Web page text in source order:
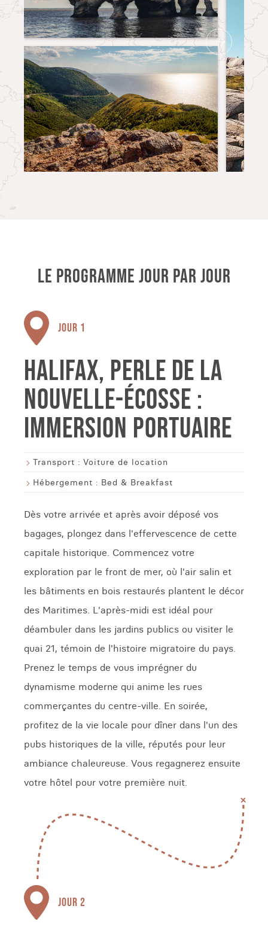
LE PROGRAMME JOUR PAR JOUR
JOUR 1
HALIFAX, PERLE DE LA
NOUVELLE-ÉCOSSE :
IMMERSION PORTUAIRE
Transport : Voiture de location
Hébergement : Bed & Breakfast
Dès votre arrivée et après avoir déposé vos
bagages, plongez dans l'effervescence de cette
capitale historique. Commencez votre
exploration par le front de mer, où l'air salin et
les bâtiments en bois restaurés plantent le décor
des Maritimes. L'après-midi est idéal pour
déambuler dans les jardins publics ou visiter le
quai 21, témoin de l'histoire migratoire du pays.
Prenez le temps de vous imprégner du
dynamisme moderne qui anime les rues
commerçantes du centre-ville. En soirée,
profitez de la vie locale pour dîner dans l'un des
pubs historiques de la ville, réputés pour leur
ambiance chaleureuse. Vous regagnerez ensuite
votre hôtel pour votre première nuit.
JOUR 2